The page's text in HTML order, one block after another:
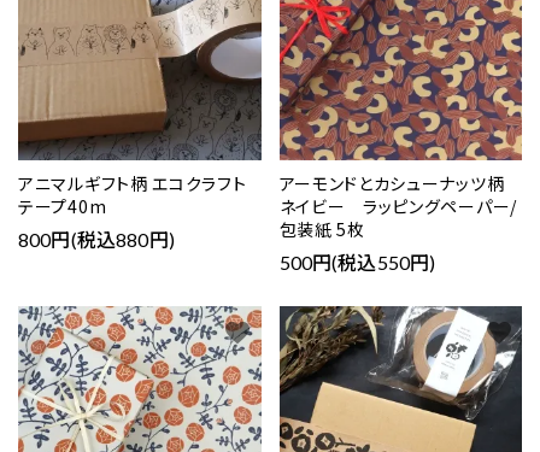
アニマルギフト柄 エコクラフト
テープ40m
800円(税込880円)
アーモンドとカシューナッツ柄
ネイビー ラッピングペーパー/
包装紙 5枚
500円(税込550円)
favorite favorite